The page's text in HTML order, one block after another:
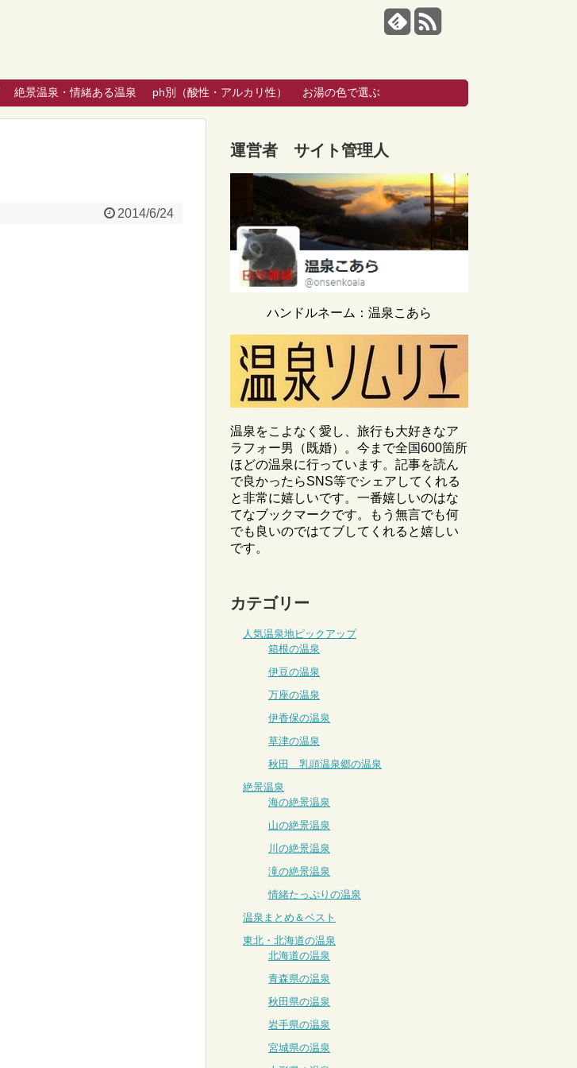
絶景温泉・情緒ある温泉 ph別（酸性・アルカリ性） お湯の色で選ぶ
2014/6/24
運営者 サイト管理人
ハンドルネーム：温泉こあら
温泉をこよなく愛し、旅行も大好きなア
ラフォー男（既婚）。今まで全国600箇所
ほどの温泉に行っています。記事を読ん
で良かったらSNS等でシェアしてくれる
と非常に嬉しいです。一番嬉しいのはな
てなブックマークです。もう無言でも何
でも良いのではてブしてくれると嬉しい
です。
カテゴリー
人気温泉地ピックアップ
箱根の温泉
伊豆の温泉
万座の温泉
伊香保の温泉
草津の温泉
秋田 乳頭温泉郷の温泉
絶景温泉
海の絶景温泉
山の絶景温泉
川の絶景温泉
滝の絶景温泉
情緒たっぷりの温泉
温泉まとめ＆ベスト
東北・北海道の温泉
北海道の温泉
青森県の温泉
秋田県の温泉
岩手県の温泉
宮城県の温泉